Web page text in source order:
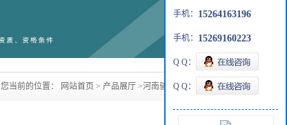
您当前的位置： 网站首页 > 产品展厅 >河南骏化DMAC
手机： 15264163196
手机： 15269160223
Q Q：
Q Q：